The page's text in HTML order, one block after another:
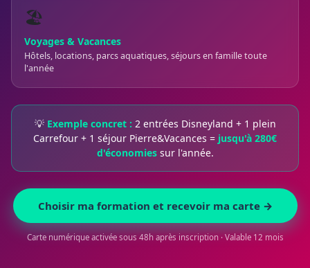
🏖️
Voyages & Vacances
Hôtels, locations, parcs aquatiques, séjours en famille toute
l'année
💡 Exemple concret : 2 entrées Disneyland + 1 plein
Carrefour + 1 séjour Pierre&Vacances = jusqu'à 280€
d'économiessur l'année.
Choisir ma formation et recevoir ma carte →
Carte numérique activée sous 48h après inscription · Valable 12 mois